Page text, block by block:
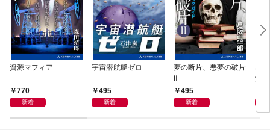
資源マフィア
770
新着
宇宙潜航艇ゼロ
495
新着
夢の断片、悪夢の破片
Ⅱ
495
新着
星
覚